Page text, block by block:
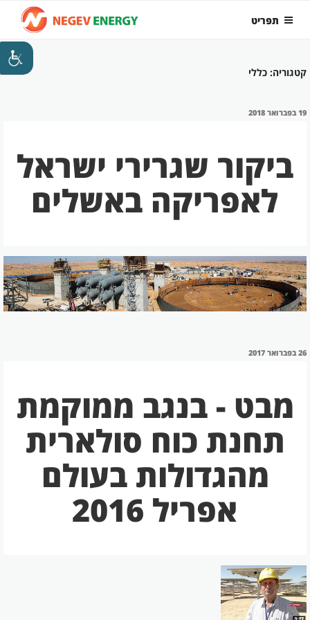
לתוכן
תפריט
קטגוריה: כללי
פורסם
19 בפברואר 2018
ביקור שגרירי ישראל
לאפריקה באשלים
פורסם
26 בפברואר 2017
מבט - בנגב ממוקמת
תחנת כוח סולארית
מהגדולות בעולם
אפריל 2016